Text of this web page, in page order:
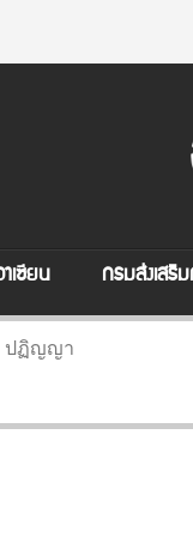
เซียน กรมส่งเสริ
ปฏิญญา